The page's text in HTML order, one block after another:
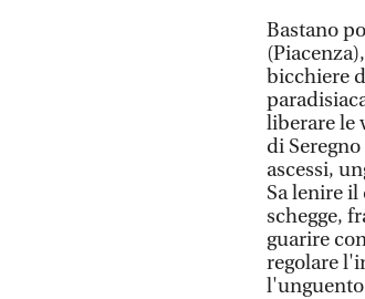
Bastano
bicchiere
liberare le
di
ascessi,
Sa lenire
schegge,
guarire
regolare
l'unguento